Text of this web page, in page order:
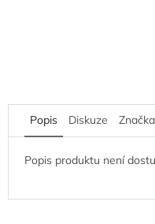
Popis Diskuze Značka
Popis produktu není